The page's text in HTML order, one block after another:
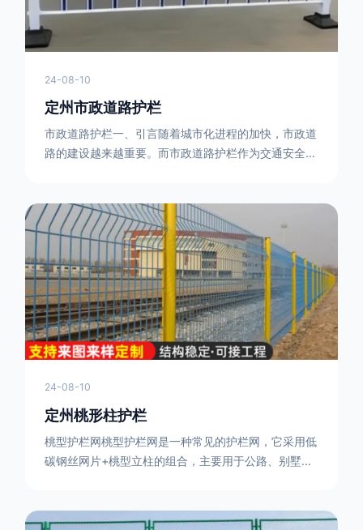
24-08-10
定州市政道路护栏
市政道路护栏一、引言随着城市化进程的加快，市政道
路的建设越来越重要。而市政道路护栏作为交通安全的
的功能防护功能：市政道路护栏的主要功能是防止车辆
失控，保护行人安全。它可以有效地阻止因驾驶员疏忽
或车辆故障而导致的事故发生，减少交通事故的发生
率。隔离功能：市政道路护栏可以将道路与人行道、绿
化带等隔离开来，避
24-08-10
定州桃形柱护栏
桃型护栏网桃型护栏网是一种常见的护栏网，它采用低
碳钢丝网片+桃型立柱的组合，主要用于公路、别墅小
型，安装方便。桃型护栏网的安装方法如下：先固定